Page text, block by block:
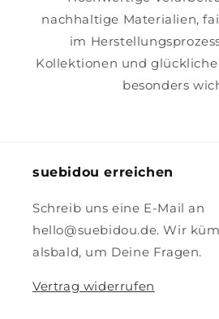
nachhaltige Materialien,
im
Kollektionen und
besonders
suebidou erreichen
Schreib uns eine E-Mail an
hello@suebidou.de. Wir
alsbald, um Deine Fragen.
Vertrag widerrufen